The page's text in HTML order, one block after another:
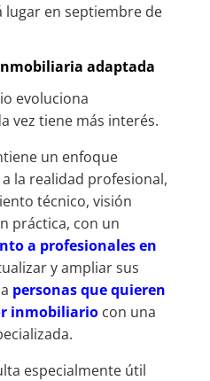
en septiembre de
adaptada
evoluciona
vez tiene más interés.
un enfoque
la realidad profesional,
técnico, visión
práctica, con un
a profesionales en
y ampliar sus
personas que quieren
inmobiliariocon una
especialmente útil